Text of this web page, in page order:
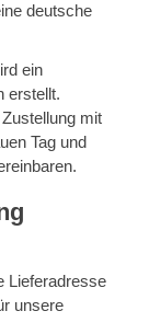
deutsche
ein
erstellt.
mit
Tag und
Lieferadresse
unsere